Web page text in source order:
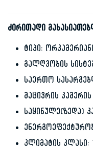
ძირითადი
ტიპი:
გალღვობის
საერთო
მაცივრის
საყინულე(ზედა)
კლიმატის კლასი: